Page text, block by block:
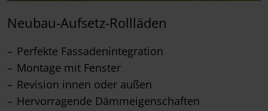
Neubau-Aufsetz-Rollläden
Perfekte Fassadenintegration
Montage mit Fenster
Revision innen oder außen
Hervorragende Dämmeigenschaften